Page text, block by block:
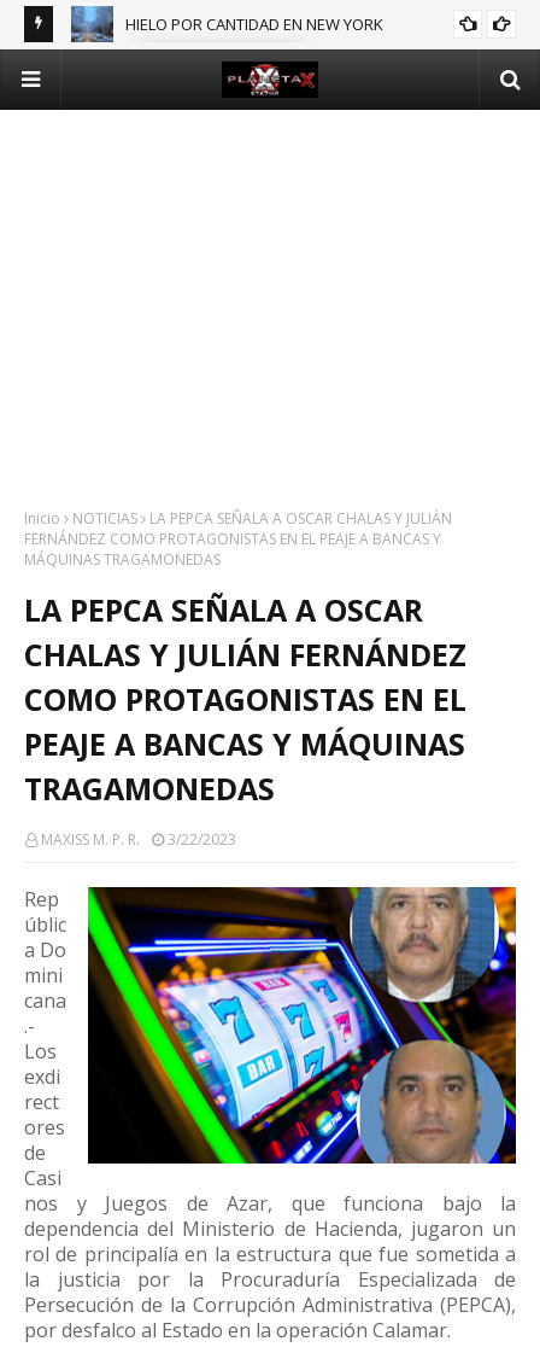
HIELO POR CANTIDAD EN NEW YORK
INTERNACIONALES
Inicio NOTICIAS
LA PEPCA SEÑALA A OSCAR CHALAS Y JULIÁN
FERNÁNDEZ COMO PROTAGONISTAS EN EL PEAJE A BANCAS Y
MÁQUINAS TRAGAMONEDAS
LA PEPCA SEÑALA A OSCAR
CHALAS Y JULIÁN FERNÁNDEZ
COMO PROTAGONISTAS EN EL
PEAJE A BANCAS Y MÁQUINAS
TRAGAMONEDAS
MAXISS M. P. R. 3/22/2023
Rep
úblic
a Do
mini
cana
.-
Los
exdi
rect
ores
de
Casi
nos y Juegos de Azar, que funciona bajo la
dependencia del Ministerio de Hacienda, jugaron un
rol de principalía en la estructura que fue sometida a
la justicia por la Procuraduría Especializada de
Persecución de la Corrupción Administrativa (PEPCA),
por desfalco al Estado en la operación Calamar.